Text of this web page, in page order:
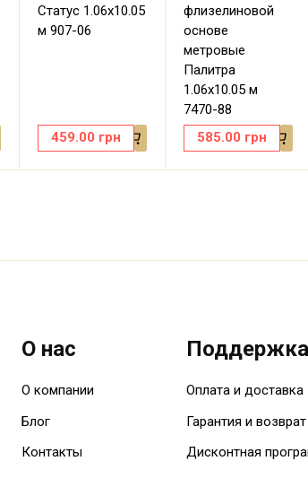
Статус 1.06х10.05
м 907-06
459.00 грн
флизелиновой
основе
метровые
Палитра
1.06х10.05 м
7470-88
585.00 грн
О нас
О компании
Блог
Контакты
Поддержка
Оплата и доставка
Гарантия и возврат
Дисконтная